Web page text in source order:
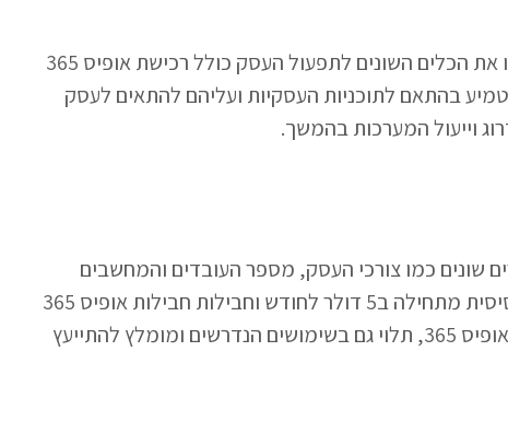
בכל תחום דרושים שירותי מחשוב לחברות שיכללו את הכלים השונים לתפעול העסק כולל רכישת אופיס 365
בהתאם לתוכניות העסקיות ועליהם להתאים לעסק
וייעול המערכות בהמשך.
תלויה במספר דברים שונים כמו צורכי העסק, מספר העובדים והמחשבים
שיזדקקו לו ועוד. בעיקרון העלות של החבילה הבסיסית מתחילה ב5 דולר לחודש וחבילות חבילות אופיס 365
פרמיום בסביבות ה20 דולרים לחודש. כמה עולה אופיס 365, תלוי גם בשימושים הנדרשים ומומלץ להתייעץ